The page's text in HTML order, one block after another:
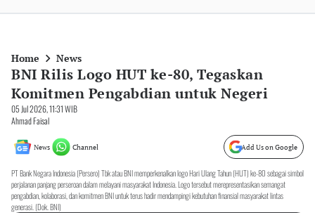
Home News
BNI Rilis Logo HUT ke-80, Tegaskan
Komitmen Pengabdian untuk Negeri
05 Jul 2026, 11:31 WIB
Ahmad Faisal
News Channel Add Us on Google
PT Bank Negara Indonesia (Persero) Tbk atau BNI memperkenalkan logo Hari Ulang Tahun (HUT) ke-80 sebagai simbol
perjalanan panjang perseroan dalam melayani masyarakat Indonesia. Logo tersebut merepresentasikan semangat
pengabdian, kolaborasi, dan komitmen BNI untuk terus hadir mendampingi kebutuhan finansial masyarakat lintas
generasi. (Dok. BNI)